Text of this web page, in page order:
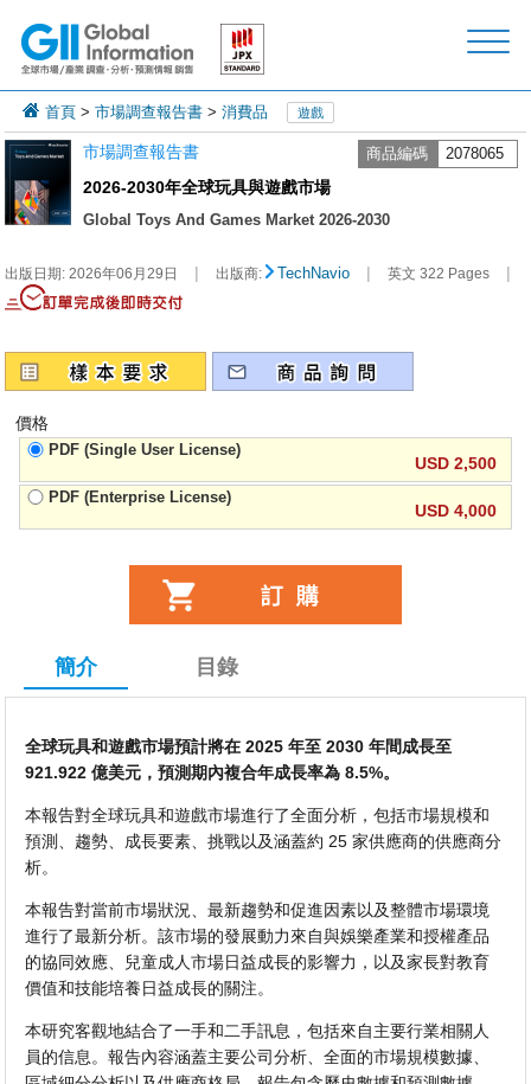
首頁 >市場調查報告書 >消費品 遊戲
市場調查報告書 商品編碼 2078065
2026-2030年全球玩具與遊戲市場
Global Toys And Games Market 2026-2030
出版日期:2026年06月29日 | 出版商: TechNavio | 英文 322 Pages |
價格
PDF (Single User License)
USD 2,500
PDF (Enterprise License)
USD 4,000
簡介 目錄
全球玩具和遊戲市場預計將在 2025 年至 2030 年間成長至
921.922 億美元，預測期內複合年成長率為 8.5%。
本報告對全球玩具和遊戲市場進行了全面分析，包括市場規模和
預測、趨勢、成長要素、挑戰以及涵蓋約 25 家供應商的供應商分
析。
本報告對當前市場狀況、最新趨勢和促進因素以及整體市場環境
進行了最新分析。該市場的發展動力來自與娛樂產業和授權產品
的協同效應、兒童成人市場日益成長的影響力，以及家長對教育
價值和技能培養日益成長的關注。
本研究客觀地結合了一手和二手訊息，包括來自主要行業相關人
員的信息。報告內容涵蓋主要公司分析、全面的市場規模數據、